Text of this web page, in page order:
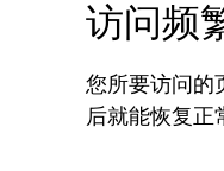
访问频
您所要访问的
后就能恢复正